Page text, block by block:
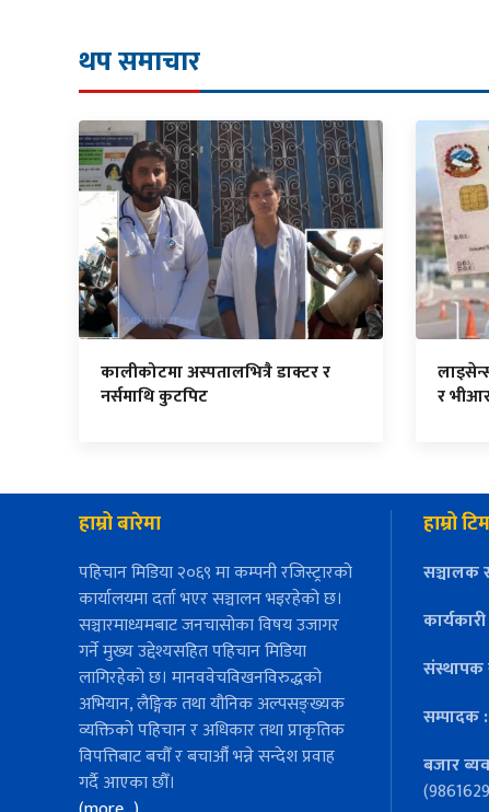
थप समाचार
कालीकोटमा अस्पतालभित्रै डाक्टर र
नर्समाथि कुटपिट
र
हाम्रो बारेमा
पहिचान मिडिया २०६९ मा कम्पनी रजिस्ट्रारको
कार्यालयमा दर्ता भएर सञ्चालन भइरहेको छ।
सञ्चारमाध्यमबाट जनचासोका विषय उजागर
गर्ने मुख्य उद्देश्यसहित पहिचान मिडिया
लागिरहेको छ। मानववेचविखनविरुद्धको
अभियान, लैङ्गिक तथा यौनिक अल्पसङ्ख्यक
व्यक्तिको पहिचान र अधिकार तथा प्राकृतिक
विपत्तिबाट बचौँ र बचाऔँ भन्ने सन्देश प्रवाह
गर्दै आएका छौँ।
हाम्रो टिम
सञ्चालक
कार्यकारी
संस्थापक
सम्पादक :
बजार